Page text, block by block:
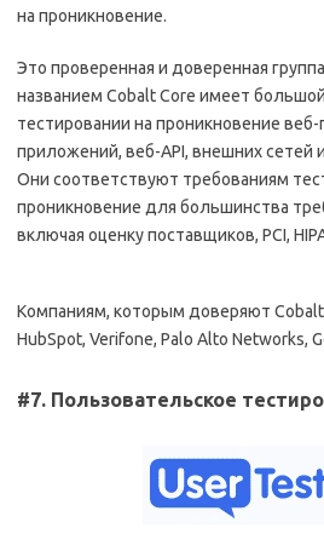
на проникновение.
Это проверенная и доверенная
названием Cobalt Core имеет
тестировании на проникновение
приложений, веб-API, внешних сетей
Они соответствуют требованиям
проникновение для большинства
включая оценку поставщиков, PCI,
Компаниям, которым доверяют
HubSpot, Verifone, Palo Alto Networks,
#7. Пользовательское